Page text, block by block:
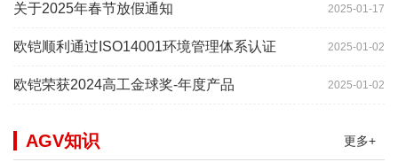
2025-01-17
关于2025年春节放假通知
2025-01-02
欧铠顺利通过ISO14001环境管理体系认证
2025-01-02
欧铠荣获2024高工金球奖-年度产品
更多+
AGV知识